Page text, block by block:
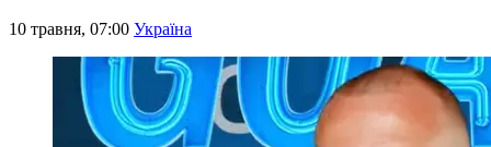
10 травня, 07:00 Україна